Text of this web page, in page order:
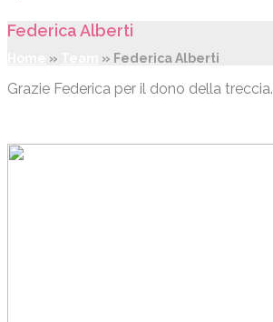
Federica Alberti
» » Federica Alberti
Grazie Federica per il dono della treccia.